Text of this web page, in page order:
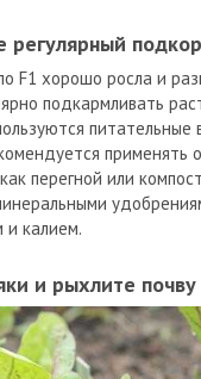
регулярный
F1 хорошо росла и
подкармливать
питательные
применять
перегной или
калием.
и рыхлите почву